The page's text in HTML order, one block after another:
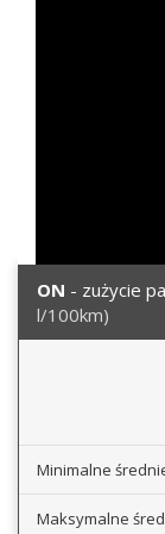
ON - zużycie
l/100km)
Minimalne
Maksymalne